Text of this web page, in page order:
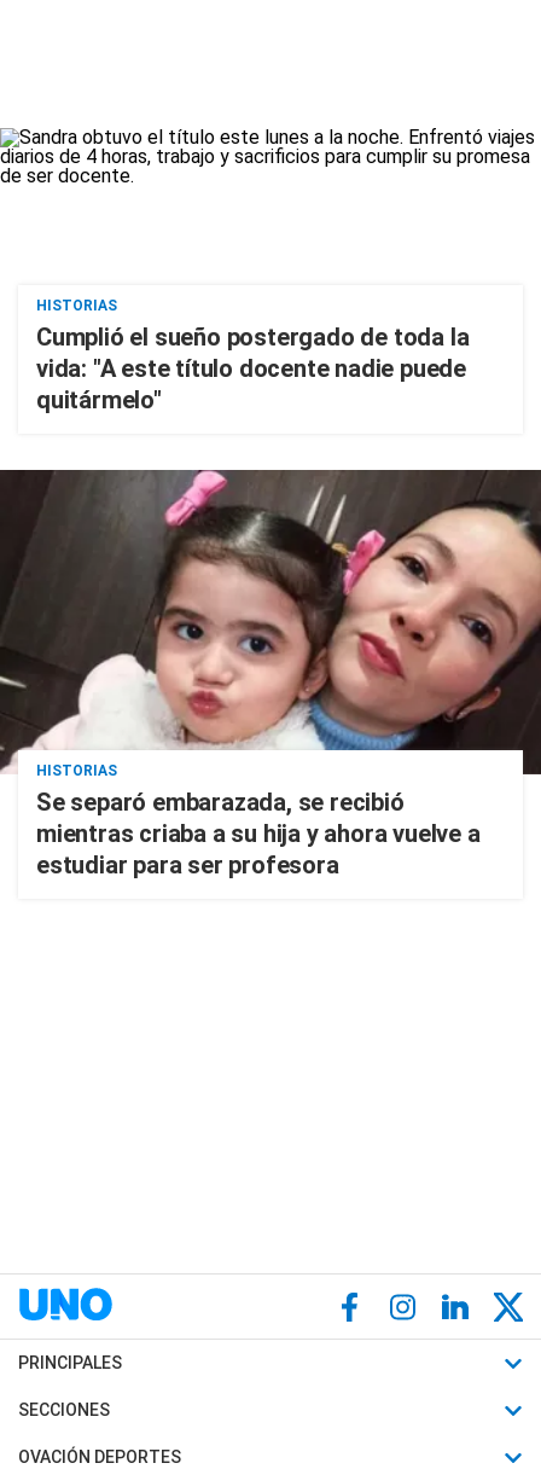
HISTORIAS
Cumplió el sueño postergado de toda la
vida: "A este título docente nadie puede
quitármelo"
HISTORIAS
Se separó embarazada, se recibió
mientras criaba a su hija y ahora vuelve a
estudiar para ser profesora
PRINCIPALES
Últimas Noticias
Política
SECCIONES
Horóscopo
OVACIÓN DEPORTES